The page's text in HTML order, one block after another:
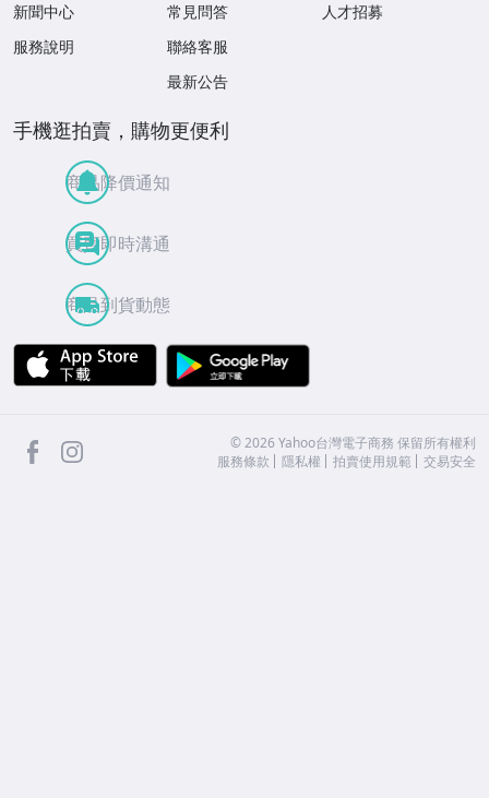
新聞中心
服務說明
常見問答
聯絡客服
最新公告
人才招募
手機逛拍賣，購物更便利
商品降價通知
買賣即時溝通
商品到貨動態
APP Store
facebook ©2026 Yahoo台灣電子商務 保留所有權利
服務條款
隱私權 拍賣使用規範 交易安全